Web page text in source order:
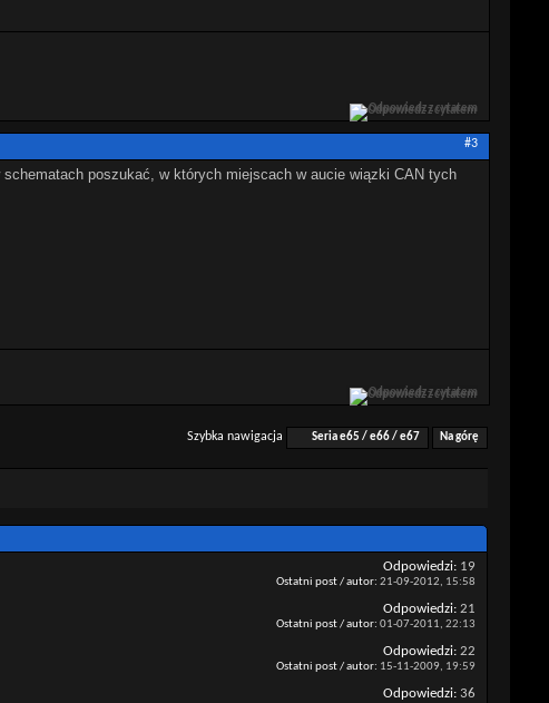
Odpowiedz z cytatem
#3
poszukać, w których miejscach w aucie wiązki CAN tych
Odpowiedz z cytatem
Szybka nawigacja Seria e65 / e66 / e67 Na górę
Odpowiedzi: 19
Ostatni post / autor: 21-09-2012, 15:58
Odpowiedzi: 21
Ostatni post / autor: 01-07-2011, 22:13
Odpowiedzi: 22
Ostatni post / autor: 15-11-2009, 19:59
Odpowiedzi: 36